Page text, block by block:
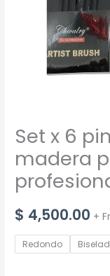
Set x 6
madera
$ 4,500.00 +
Redondo